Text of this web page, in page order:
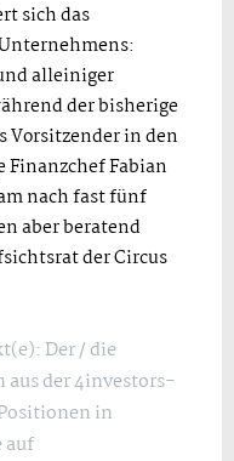
sich das
alleiniger
der bisherige
Vorsitzender in den
Finanzchef Fabian
nach fast fünf
aber beratend
der Circus
Der / die
aus der 4investors-
in
auf